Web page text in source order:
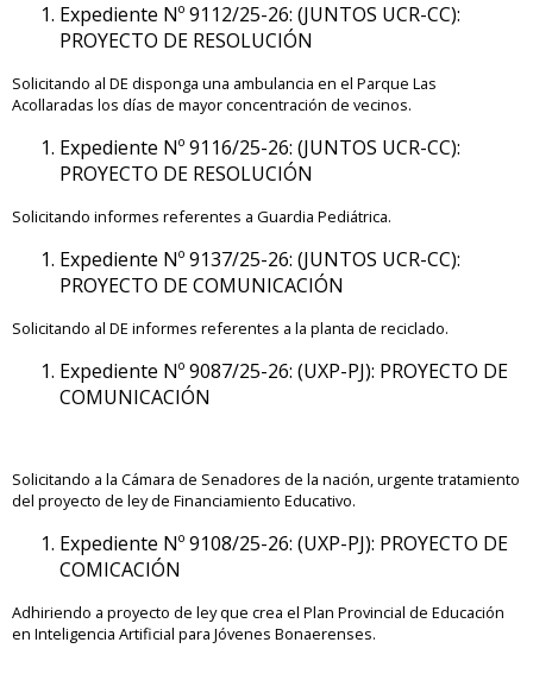
Expediente Nº 9112/25-26: (JUNTOS UCR-CC):
PROYECTO DE RESOLUCIÓN
Solicitando al DE disponga una ambulancia en el Parque Las
Acollaradas los días de mayor concentración de vecinos.
Expediente Nº 9116/25-26: (JUNTOS UCR-CC):
PROYECTO DE RESOLUCIÓN
Solicitando informes referentes a Guardia Pediátrica.
Expediente Nº 9137/25-26: (JUNTOS UCR-CC):
PROYECTO DE COMUNICACIÓN
Solicitando al DE informes referentes a la planta de reciclado.
Expediente Nº 9087/25-26: (UXP-PJ): PROYECTO DE
COMUNICACIÓN
Solicitando a la Cámara de Senadores de la nación, urgente tratamiento
del proyecto de ley de Financiamiento Educativo.
Expediente Nº 9108/25-26: (UXP-PJ): PROYECTO DE
COMICACIÓN
Adhiriendo a proyecto de ley que crea el Plan Provincial de Educación
en Inteligencia Artificial para Jóvenes Bonaerenses.